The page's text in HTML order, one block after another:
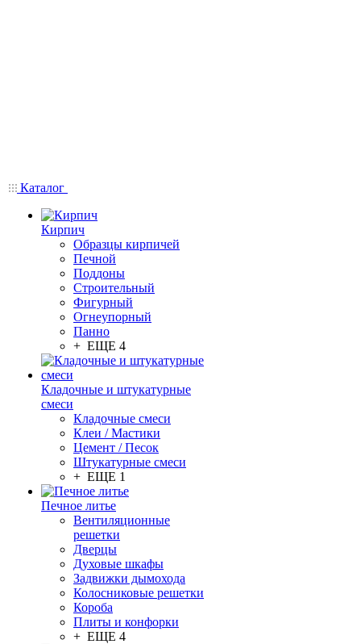
Каталог
Кирпич
Образцы кирпичей
Печной
Поддоны
Строительный
Фигурный
Огнеупорный
Панно
+ ЕЩЕ 4
Кладочные и штукатурные
смеси
Кладочные смеси
Клеи / Мастики
Цемент / Песок
Штукатурные смеси
+ ЕЩЕ 1
Печное литье
Вентиляционные
решетки
Дверцы
Духовые шкафы
Задвижки дымохода
Колосниковые решетки
Короба
Плиты и конфорки
+ ЕЩЕ 4